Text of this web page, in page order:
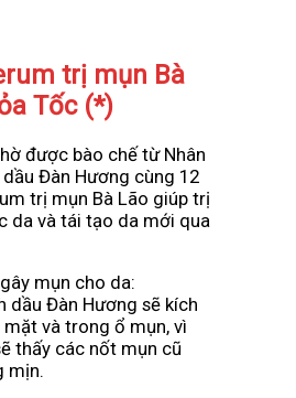
trị mụn Bà
Tốc (*)
được bào chế từ Nhân
Đàn Hương cùng 12
trị mụn Bà Lão giúp trị
da và tái tạo da mới qua
mụn cho da:
dầu Đàn Hương sẽ kích
và trong ổ mụn, vì
thấy các nốt mụn cũ
mịn.